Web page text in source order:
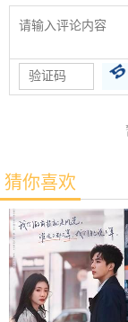
猜你喜欢